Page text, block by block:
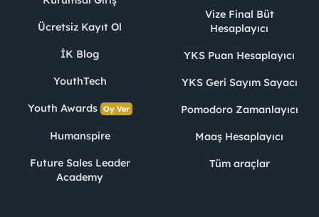
Ücretsiz Kayıt Ol
İK Blog
YouthTech
Youth Awards Oy Ver
Humanspire
Future Sales Leader
Academy
Vize Final Büt
Hesaplayıcı
YKS Puan Hesaplayıcı
YKS Geri Sayım Sayacı
Pomodoro Zamanlayıcı
Maaş Hesaplayıcı
Tüm araçlar